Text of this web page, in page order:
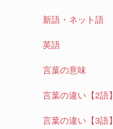
新語・ネット語
英語
言葉の意味
言葉の違い【2語】
言葉の違い【3語】